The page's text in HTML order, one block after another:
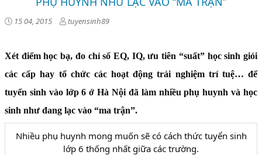
15 04, 2015 tuyensinh89
Xét điểm học bạ, đo chỉ số EQ, IQ, ưu tiên “suất” học sinh giỏi
các cấp hay tổ chức các hoạt động trải nghiệm trí tuệ… để
tuyển sinh vào lớp 6 ở Hà Nội đã làm nhiều phụ huynh và học
sinh như đang lạc vào “ma trận”.
Nhiều phụ huynh mong muốn sẽ có cách thức tuyển sinh
lớp 6 thống nhất giữa các trường.